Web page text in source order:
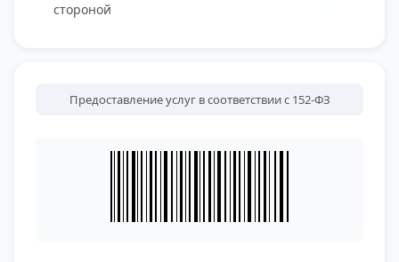
стороной
Предоставление услуг в соответствии с 152-ФЗ